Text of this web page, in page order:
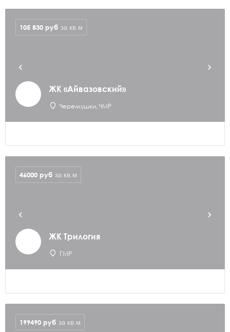
ЖК «Айвазовский»
Черемушки, ЧМР
105 830 руб за кв.м
ЖК Трилогия
ГМР
46000 руб за кв.м
199490 руб за кв.м